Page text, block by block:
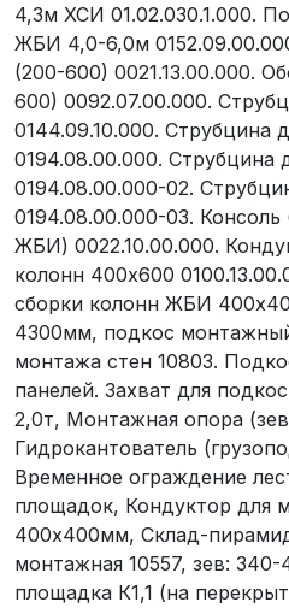
4,3м ХСИ 01.02.030.1.000.
ЖБИ 4,0-6,0м
(200-600) 0021.13.00.000.
600) 0092.07.00.000.
0144.09.10.000.
0194.08.00.000.
0194.08.00.000-02.
0194.08.00.000-03.
ЖБИ) 0022.10.00.000.
колонн 400х600
сборки колонн ЖБИ
4300мм, подкос
монтажа стен 10803.
панелей. Захват для
2,0т, Монтажная опора
Гидрокантователь
Временное ограждение
площадок, Кондуктор для
400х400мм, Склад-
монтажная 10557, зев:
площадка К1,1 (на